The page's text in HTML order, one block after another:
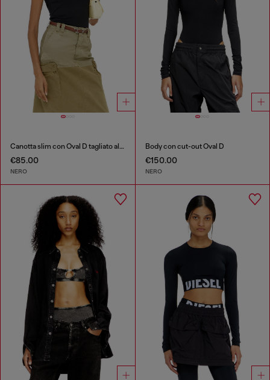
Canotta slim con Oval D tagliato al laser
€85.00
NERO
Body con cut-out Oval D
€150.00
NERO